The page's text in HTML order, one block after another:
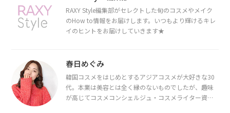
RAXY Style編集部がセレクトした旬のコスメやメイク
のHow to情報をお届けします。いつもより輝けるキレ
イのヒントをお届けしていきます★
春日めぐみ
韓国コスメをはじめとするアジアコスメが大好きな30
代。本業は美容とは全く縁のないものでしたが、趣味
が高じてコスメコンシェルジュ・コスメライター資格